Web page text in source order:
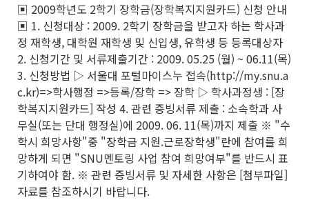
▣ 2009학년도 2학기 장학금(장학복지지원카드) 신청 안내
▣ 1. 신청대상 : 2009. 2학기 장학금을 받고자 하는 학사과
정 재학생, 대학원 재학생 및 신입생, 유학생 등 등록대상자
2. 신청기간 및 서류제출기간 : 2009. 05.25 (월) ~ 06.11(목)
3. 신청방법 ▷ 서울대 포털마이스누 접속(http://my.snu.a
c.kr)=>학사행정 =>등록/장학 => 장학 ▷ 학사과정생 : [장
학복지지원카드] 작성 4. 관련 증빙서류 제출 : 소속학과 사
무실(또는 단대 행정실)에 2009. 06. 11(목)까지 제출 ※ "수
학시 희망사항"중 "장학금 지원.근로장학생"란에 참여를 희
망하게 되면 "SNU멘토링 사업 참여 희망여부"를 반드시 표
기하여야 함. ※ 관련 증빙서류 및 자세한 사항은 [첨부파일]
자료를 참조하시기 바랍니다.